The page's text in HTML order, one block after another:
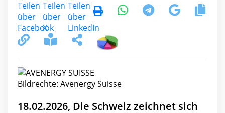
Bildrechte: Avenergy Suisse
18.02.2026, Die Schweiz zeichnet sich